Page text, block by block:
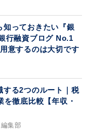
知っておきたい『銀
行融資ブログ No.1
意するのは大切です
する2つのルート｜税
徹底比較【年収・
集部